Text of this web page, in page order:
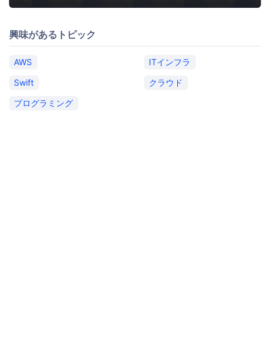
興味があるトピック
AWS
ITインフラ
Swift
クラウド
プログラミング